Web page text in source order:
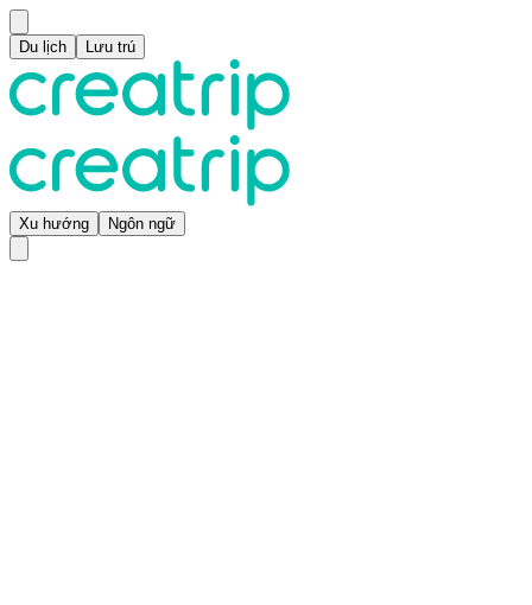
Du lịch Lưu trú
Xu hướng Ngôn ngữ